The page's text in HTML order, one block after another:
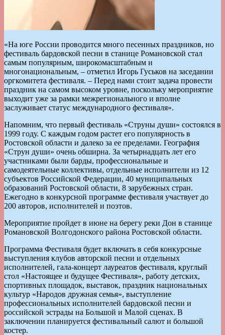
«На юге России проводится много песенных праздников, но
фестиваль бардовской песни в станице Романовской стал
самым популярным, широкомасштабным и
многонациональным, – отметил Игорь Гуськов на заседании
оргкомитета фестиваля. – Перед нами стоит задача провести
праздник на самом высоком уровне, поскольку мероприятие
выходит уже за рамки межрегионального и вполне
заслуживает статус международного фестиваля».
Напомним, что первый фестиваль «Струны души» состоялся в
1999 году. С каждым годом растет его популярность в
Ростовской области и далеко за ее пределами. География
«Струн души» очень обширна. За четырнадцать лет его
участниками были барды, профессиональные и
самодеятельные коллективы, отдельные исполнители из 12
субъектов Российской Федерации, 40 муниципальных
образований Ростовской области, 8 зарубежных стран.
Ежегодно в конкурсной программе фестиваля участвует до
200 авторов, исполнителей и поэтов.
Мероприятие пройдет в июне на берегу реки Дон в станице
Романовской Волгодонского района Ростовской области.
Программа Фестиваля будет включать в себя конкурсные
выступления клубов авторской песни и отдельных
исполнителей, гала-концерт лауреатов фестиваля, круглый
стол «Настоящее и будущее Фестиваля», работу детских,
спортивных площадок, выставок, праздник национальных
культур «Народов дружная семья», выступление
профессиональных исполнителей бардовской песни и
российской эстрады на Большой и Малой сценах. В
заключении планируется фестивальный салют и большой
костер.